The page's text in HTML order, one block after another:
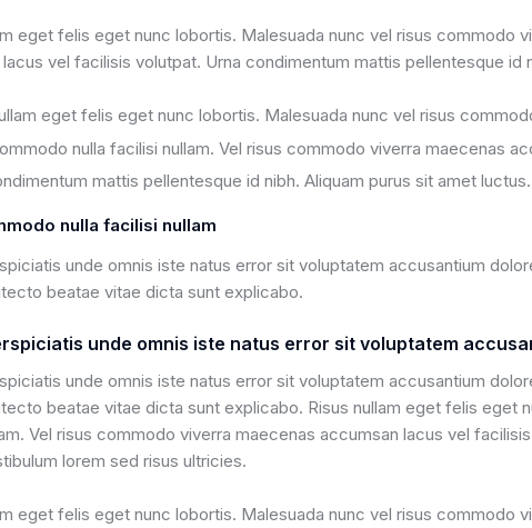
eget felis eget nunc lobortis. Malesuada nunc vel risus commodo
vel facilisis volutpat. Urna condimentum mattis pellentesque
eget felis eget nunc lobortis. Malesuada nunc vel risus
nulla facilisi nullam. Vel risus commodo viverra maecenas
mattis pellentesque id nibh. Aliquam purus sit amet luctus.
nulla facilisi nullam
unde omnis iste natus error sit voluptatem accusantium
beatae vitae dicta sunt explicabo.
unde omnis iste natus error sit voluptatem
unde omnis iste natus error sit voluptatem accusantium
beatae vitae dicta sunt explicabo. Risus nullam eget felis
Vel risus commodo viverra maecenas accumsan lacus vel
lorem sed risus ultricies.
eget felis eget nunc lobortis. Malesuada nunc vel risus commodo